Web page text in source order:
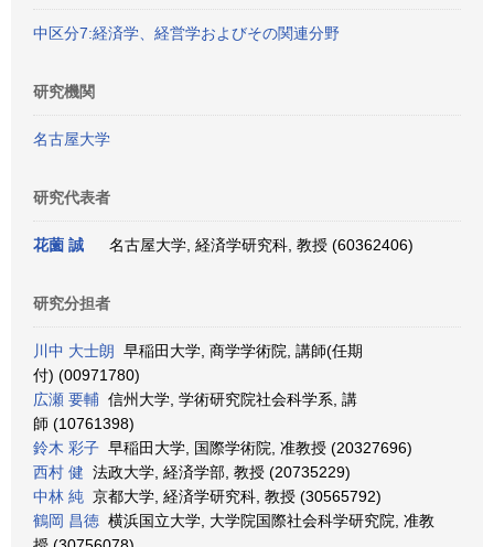
中区分7:経済学、経営学およびその関連分野
研究機関
名古屋大学
研究代表者
花薗 誠 名古屋大学, 経済学研究科, 教授 (60362406)
研究分担者
川中 大士朗 早稲田大学, 商学学術院, 講師(任期
付) (00971780)
広瀬 要輔 信州大学, 学術研究院社会科学系, 講
師 (10761398)
鈴木 彩子 早稲田大学, 国際学術院, 准教授 (20327696)
西村 健 法政大学, 経済学部, 教授 (20735229)
中林 純 京都大学, 経済学研究科, 教授 (30565792)
鶴岡 昌徳 横浜国立大学, 大学院国際社会科学研究院, 准教